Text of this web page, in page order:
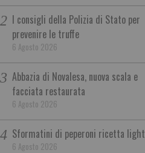
I consigli della Polizia di Stato per
prevenire le truffe
6 Agosto 2026
Abbazia di Novalesa, nuova scala e
facciata restaurata
6 Agosto 2026
Sformatini di peperoni ricetta light
6 Agosto 2026